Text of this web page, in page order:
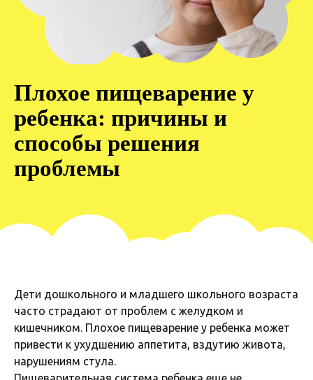
Плохое пищеварение у
ребенка: причины и
способы решения
проблемы
Дети дошкольного и младшего школьного возраста
часто страдают от проблем с желудком и
кишечником. Плохое пищеварение у ребенка может
привести к ухудшению аппетита, вздутию живота,
нарушениям стула.